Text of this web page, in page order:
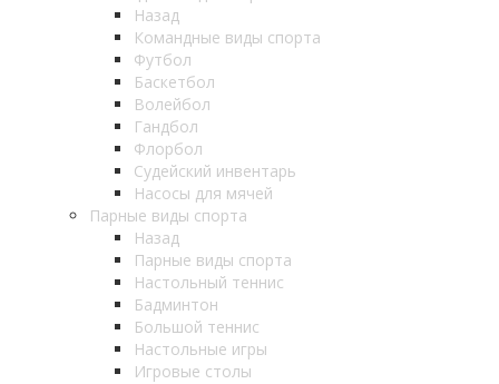
Назад
Командные виды спорта
Футбол
Баскетбол
Волейбол
Гандбол
Флорбол
Судейский инвентарь
Насосы для мячей
Парные виды спорта
Назад
Парные виды спорта
Настольный теннис
Бадминтон
Большой теннис
Настольные игры
Игровые столы